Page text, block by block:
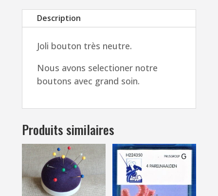
button
down,
laurier
et
rouge
Description
Joli bouton très neutre.
Nous avons selectioner notre
boutons avec grand soin.
Produits similaires